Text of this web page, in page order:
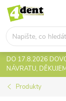
Přejít
obsah
DO 17.8.2026
NÁVRATU,
Produkty